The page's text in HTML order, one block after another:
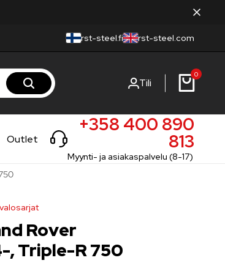
rst-steel.fi rst-steel.com
Tili
0
Outlet
+358 400 890
813
Myynti- ja asiakaspalvelu (8-17)
Rover
, Triple-R 750